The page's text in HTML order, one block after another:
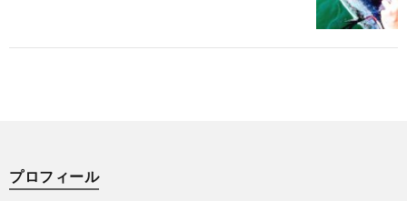
プロフィール